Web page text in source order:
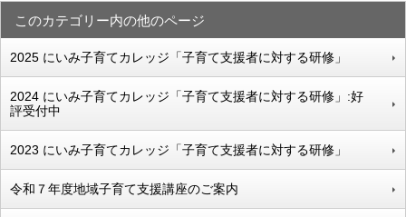
このカテゴリー内の他のページ
2025 にいみ子育てカレッジ「子育て支援者に対する研修」
2024 にいみ子育てカレッジ「子育て支援者に対する研修」:好
評受付中
2023 にいみ子育てカレッジ「子育て支援者に対する研修」
令和７年度地域子育て支援講座のご案内